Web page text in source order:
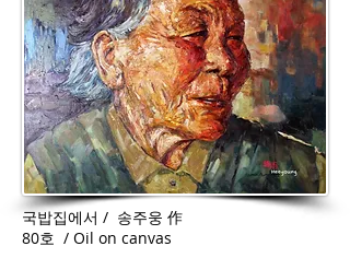
국밥집에서 / 송주웅 作
80호 / Oil on canvas